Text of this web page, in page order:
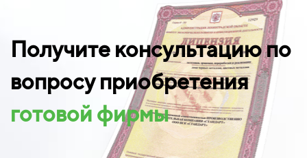
Получите консультацию по
вопросу приобретения
готовой фирмы